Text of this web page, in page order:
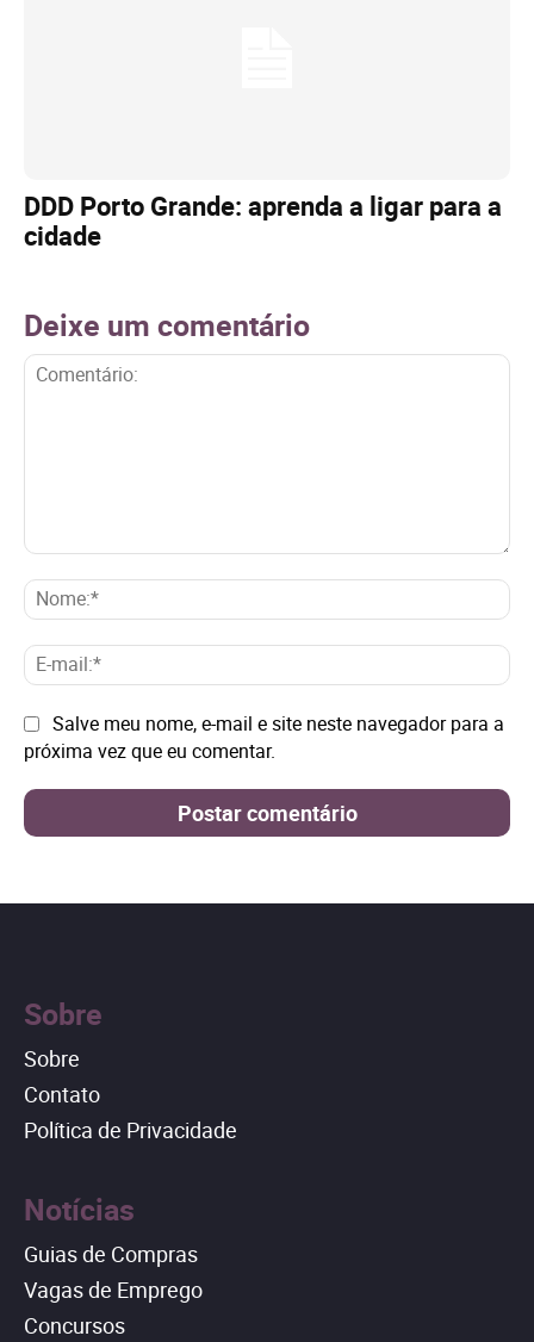
DDD Porto Grande: aprenda a ligar para a
cidade
Deixe um comentário
E-
Site: Salve meu nome, e-mail e site neste navegador para a
próxima vez que eu comentar.
Sobre
Sobre
Contato
Política de Privacidade
Notícias
Guias de Compras
Vagas de Emprego
Concursos